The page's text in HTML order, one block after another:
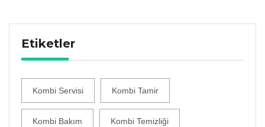
Etiketler
Kombi Servisi Kombi Tamir
Kombi Bakım Kombi Temizliği